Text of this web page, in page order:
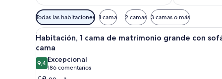
Filtros
disponibles
para
las
habitaciones
Todas las habitaciones 1 cama 2 camas 3 camas o más
Abrir
todas
las
fotos
Habitación de hotel con dos
6
Habitación, 1 cama de matrimonio grande con
cama
9,49,4 de 10
Excepcional
186 comentarios
(186 comentarios)